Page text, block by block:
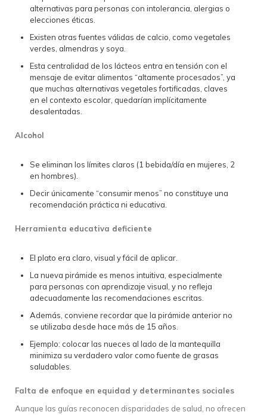
alternativas para personas con intolerancia, alergias o
elecciones éticas.
Existen otras fuentes válidas de calcio, como vegetales
verdes, almendras y soya.
Esta centralidad de los lácteos entra en tensión con el
mensaje de evitar alimentos “altamente procesados”, ya
que muchas alternativas vegetales fortificadas, claves
en el contexto escolar, quedarían implícitamente
desalentadas.
Alcohol
Se eliminan los límites claros (1 bebida/día en mujeres, 2
en hombres).
Decir únicamente “consumir menos” no constituye una
recomendación práctica ni educativa.
Herramienta educativa deficiente
El plato era claro, visual y fácil de aplicar.
La nueva pirámide es menos intuitiva, especialmente
para personas con aprendizaje visual, y no refleja
adecuadamente las recomendaciones escritas.
Además, conviene recordar que la pirámide anterior no
se utilizaba desde hace más de 15 años.
Ejemplo: colocar las nueces al lado de la mantequilla
minimiza su verdadero valor como fuente de grasas
saludables.
Falta de enfoque en equidad y determinantes sociales
Aunque las guías reconocen disparidades de salud, no ofrecen